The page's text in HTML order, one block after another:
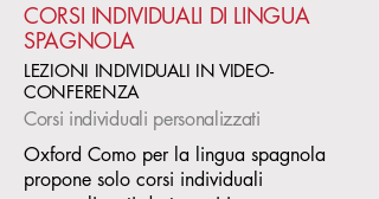
CORSI INDIVIDUALI DI LINGUA
SPAGNOLA
LEZIONI INDIVIDUALI IN VIDEO-
CONFERENZA
Corsi individuali personalizzati
Oxford Como per la lingua spagnola
propone solo corsi individuali